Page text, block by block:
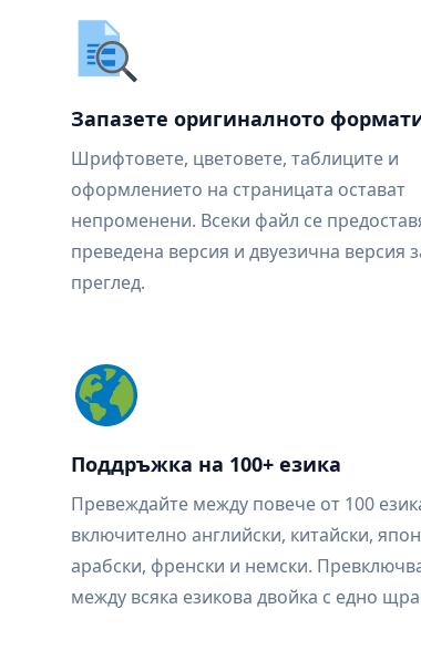
Запазете оригиналното
Шрифтовете, цветовете, таблиците и
оформлението на страницата остават
непроменени. Всеки файл се
преведена версия и двуезична версия
преглед.
Поддръжка на 100+ езика
Превеждайте между повече от 100
включително английски, китайски,
арабски, френски и немски.
между всяка езикова двойка с едно